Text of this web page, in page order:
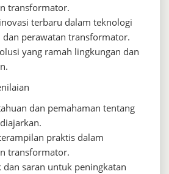
transformator.
terbaru dalam teknologi
dan perawatan transformator.
yang ramah lingkungan dan
dan pemahaman tentang
praktis dalam
transformator.
dan saran untuk peningkatan